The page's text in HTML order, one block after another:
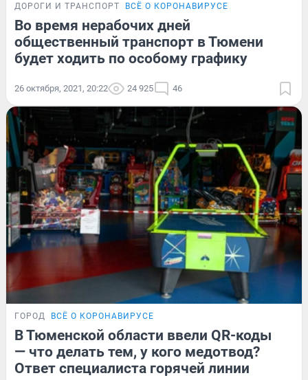
ДОРОГИ И ТРАНСПОРТ ВСЁ О КОРОНАВИРУСЕ
Во время нерабочих дней
общественный транспорт в Тюмени
будет ходить по особому графику
26 октября, 2021, 20:22 24 925 46
ГОРОД ВСЁ О КОРОНАВИРУСЕ
В Тюменской области ввели QR-коды
— что делать тем, у кого медотвод?
Ответ специалиста горячей линии